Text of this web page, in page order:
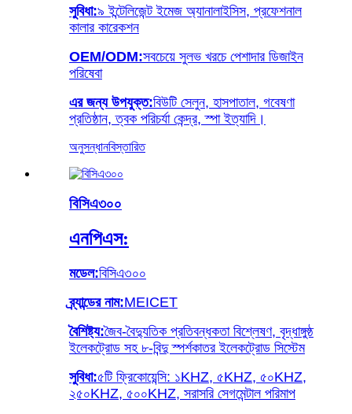
সুবিধা:৯ ইন্টেলিজেন্ট ইমেজ অ্যানালাইসিস, প্রফেশনাল
কালার কারেকশন
OEM/ODM:সবচেয়ে সুলভ খরচে পেশাদার ডিজাইন
পরিষেবা
এর জন্য উপযুক্ত:বিউটি সেলুন, হাসপাতাল, গবেষণা
প্রতিষ্ঠান, ত্বক পরিচর্যা কেন্দ্র, স্পা ইত্যাদি।
অনুসন্ধানবিস্তারিত
বিসিএ৩০০
এনপিএস:
মডেল:বিসিএ৩০০
ব্র্যান্ডের নাম:MEICET
বৈশিষ্ট্য:জৈব-বৈদ্যুতিক প্রতিবন্ধকতা বিশ্লেষণ, বৃদ্ধাঙ্গুষ্ঠ
ইলেকট্রোড সহ ৮-বিন্দু স্পর্শকাতর ইলেকট্রোড সিস্টেম
সুবিধা:৫টি ফ্রিকোয়েন্সি: ১KHZ, ৫KHZ, ৫০KHZ,
২৫০KHZ, ৫০০KHZ, সরাসরি সেগমেন্টাল পরিমাপ